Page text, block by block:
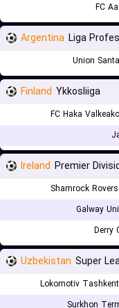
FC
Argentina Liga
Union
Finland Ykkosliiga
FC Haka
Ireland Premier
Shamrock
Galway
Derry
Uzbekistan Super
Lokomotiv
Surkhon